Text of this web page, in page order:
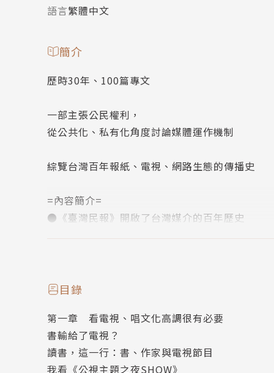
語言繁體中文
簡介
歷時30年、100篇專文
一部主張公民權利，
從公共化、私有化角度討論媒體運作機制
綜覽台灣百年報紙、電視、網路生態的傳播史
=內容簡介=
●《臺灣民報》開啟了台灣媒介的百年歷史
本書收錄作者自1992至2022年間發表在報紙
部門，以及日益重要的網路與影音視頻，上下縱
1920年代創刊的《臺灣民報》，可謂開啟了台
1950年代，台灣進入「兩報」時代，即《中國
「兩報三台」成為民眾閱聽主流。又肇因於兩報
一致，1990年代中期，也就是政治解嚴後，兩報
目錄
第一章 看電視、唱文化高調很有必要
書輸給了電視？
讀書，這一行：書、作家與電視節目
我看《公視主題之夜SHOW》